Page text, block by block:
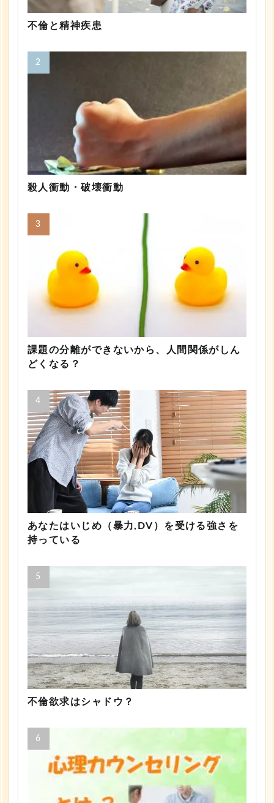
不倫と精神疾患
殺人衝動・破壊衝動
課題の分離ができないから、人間関係がしん
どくなる？
あなたはいじめ（暴力,DV）を受ける強さを
持っている
不倫欲求はシャドウ？